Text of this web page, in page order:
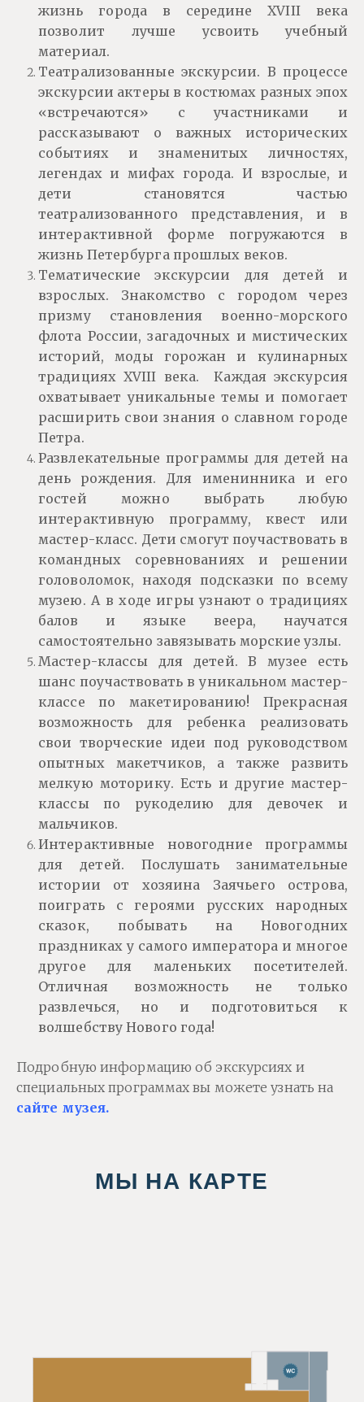
жизнь города в середине XVIII века
позволит лучше усвоить учебный
материал.
Театрализованные экскурсии. В процессе
экскурсии актеры в костюмах разных эпох
«встречаются» с участниками и
рассказывают о важных исторических
событиях и знаменитых личностях,
легендах и мифах города. И взрослые, и
дети становятся частью
театрализованного представления, и в
интерактивной форме погружаются в
жизнь Петербурга прошлых веков.
Тематические экскурсии для детей и
взрослых. Знакомство с городом через
призму становления военно-морского
флота России, загадочных и мистических
историй, моды горожан и кулинарных
традициях XVIII века. Каждая экскурсия
охватывает уникальные темы и помогает
расширить свои знания о славном городе
Петра.
Развлекательные программы для детей на
день рождения. Для именинника и его
гостей можно выбрать любую
интерактивную программу, квест или
мастер-класс. Дети смогут поучаствовать в
командных соревнованиях и решении
головоломок, находя подсказки по всему
музею. А в ходе игры узнают о традициях
балов и языке веера, научатся
самостоятельно завязывать морские узлы.
Мастер-классы для детей. В музее есть
шанс поучаствовать в уникальном мастер-
классе по макетированию! Прекрасная
возможность для ребенка реализовать
свои творческие идеи под руководством
опытных макетчиков, а также развить
мелкую моторику. Есть и другие мастер-
классы по рукоделию для девочек и
мальчиков.
Интерактивные новогодние программы
для детей. Послушать занимательные
истории от хозяина Заячьего острова,
поиграть с героями русских народных
сказок, побывать на Новогодних
праздниках у самого императора и многое
другое для маленьких посетителей.
Отличная возможность не только
развлечься, но и подготовиться к
волшебству Нового года!
Подробную информацию об экскурсиях и
специальных программах вы можете узнать на
сайте музея.
МЫ НА КАРТЕ